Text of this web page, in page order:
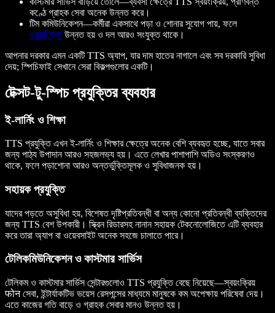
কণ্ঠে গ্রাহক সেবা অনেক উন্নত করে।
টিম কমিউনিকেশন—কর্মীরা একসাথে পড়া ও শোনার সুযোগ পায়, ফলে
ওয়ার্কফ্লো উন্নত হয় ও দল আরও সংযুক্ত থাকে।
আপনার দরকার এমন একটি TTS অ্যাপ, যার দাম হাতের নাগালে এবং সব দরকারি সুবিধা
দেয়; স্পিচিফাই সেখানে সেরা বিকল্পগুলোর একটি।
টেক্সট-টু-স্পিচ প্রযুক্তির ব্যবহার
ই-লার্নিং ও শিক্ষা
TTS প্রযুক্তি এখন ই-লার্নিং ও শিক্ষার ক্ষেত্রে অনেক বেশি ব্যবহৃত হচ্ছে, যাতে সবার
জন্য পাঠ্য উপাদান আরও সহজলভ্য হয়। এতে লেখার পাশাপাশি অডিও সংস্করণও
থাকে, ফলে পড়াশোনা আরও অন্তর্ভুক্তিমূলক ও সুবিধাজনক হয়।
সহায়ক প্রযুক্তি
যাদের পড়তে অসুবিধা হয়, বিশেষত দৃষ্টিপ্রতিবন্ধী বা অন্য কোনো প্রতিবন্ধী ব্যক্তিদের
জন্য TTS বেশ উপকারী। স্ক্রিন রিডারসহ নানান সহায়ক টেকনোলোজিতে এটি ব্যবহার
করে তারা অ্যাপ বা ওয়েবসাইট অনেক সহজে চালাতে পারে।
টেলিকমিউনিকেশন ও কাস্টমার সার্ভিস
টেলিকম ও কাস্টমার সার্ভিস সেন্টারগুলোও TTS প্রযুক্তি বেছে নিয়েছে—স্বয়ংক্রিয়
फोन সেবা, ইন্টার্যাকটিভ ভয়েস রেসপন্সের মাধ্যমে মানুষকে কম অপেক্ষায় পরিষেবা দেয়।
এতে কাজের গতি বাড়ে ও গ্রাহক সেবার মানও উন্নত হয়।